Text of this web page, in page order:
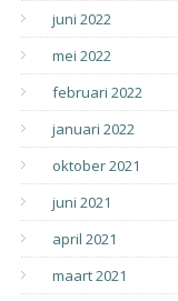
juni 2022
mei 2022
februari 2022
januari 2022
oktober 2021
juni 2021
april 2021
maart 2021